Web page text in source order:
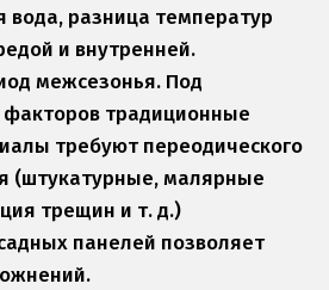
вода, разница температур
и внутренней.
межсезонья. Под
факторов традиционные
требуют переодического
(штукатурные, малярные
трещин и т. д.)
панелей позволяет